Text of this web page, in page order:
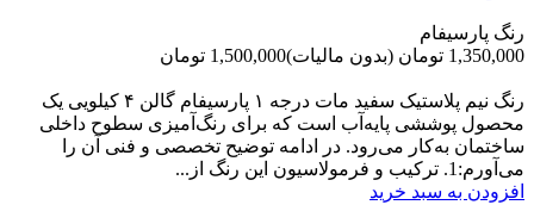
رنگ پارسیفام
1,350,000 تومان
(بدون مالیات)1,500,000 تومان
رنگ نیم‌ پلاستیک سفید مات درجه ۱ پارسیفام گالن ۴ کیلویی یک
محصول پوششی پایه‌آب است که برای رنگ‌آمیزی سطوح داخلی
ساختمان به‌کار می‌رود. در ادامه توضیح تخصصی و فنی آن را
می‌آورم:1. ترکیب و فرمولاسیون این رنگ از...
افزودن به سبد خرید